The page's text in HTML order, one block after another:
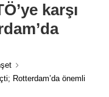
karşı
Rotterdam’da önemli